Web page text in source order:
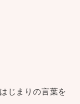
じまりの言葉を